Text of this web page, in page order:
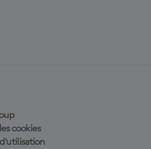
cookies